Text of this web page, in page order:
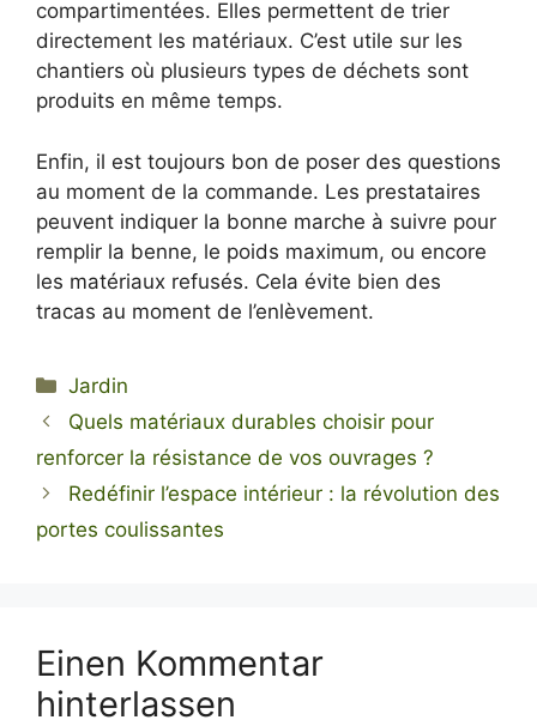
compartimentées. Elles permettent de trier
directement les matériaux. C’est utile sur les
chantiers où plusieurs types de déchets sont
produits en même temps.
Enfin, il est toujours bon de poser des questions
au moment de la commande. Les prestataires
peuvent indiquer la bonne marche à suivre pour
remplir la benne, le poids maximum, ou encore
les matériaux refusés. Cela évite bien des
tracas au moment de l’enlèvement.
Kategorien
Jardin
Quels matériaux durables choisir pour
renforcer la résistance de vos ouvrages ?
Redéfinir l’espace intérieur : la révolution des
portes coulissantes
Einen Kommentar
hinterlassen